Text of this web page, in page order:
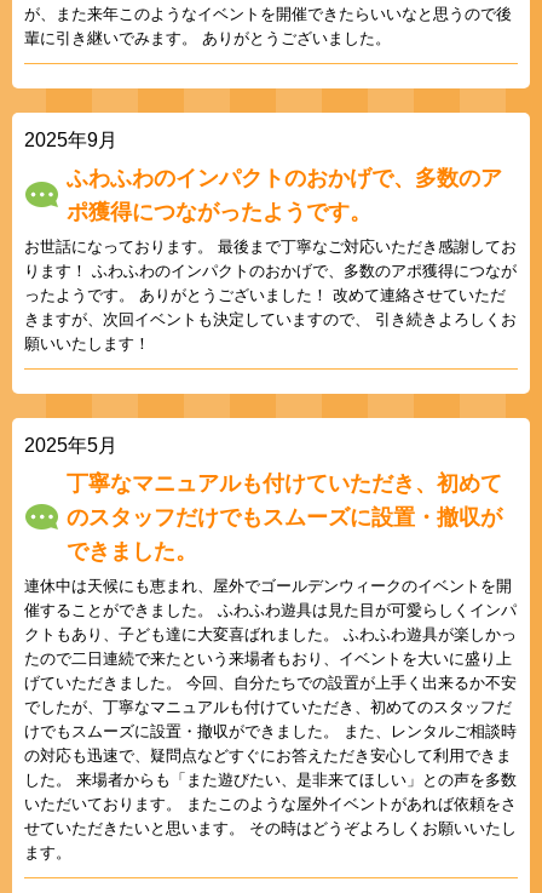
が、また来年このようなイベントを開催できたらいいなと思うので後
輩に引き継いでみます。 ありがとうございました。
2025年9月
ふわふわのインパクトのおかげで、多数のア
ポ獲得につながったようです。
お世話になっております。 最後まで丁寧なご対応いただき感謝してお
ります！ ふわふわのインパクトのおかげで、多数のアポ獲得につなが
ったようです。 ありがとうございました！ 改めて連絡させていただ
きますが、次回イベントも決定していますので、 引き続きよろしくお
願いいたします！
2025年5月
丁寧なマニュアルも付けていただき、初めて
のスタッフだけでもスムーズに設置・撤収が
できました。
連休中は天候にも恵まれ、屋外でゴールデンウィークのイベントを開
催することができました。 ふわふわ遊具は見た目が可愛らしくインパ
クトもあり、子ども達に大変喜ばれました。 ふわふわ遊具が楽しかっ
たので二日連続で来たという来場者もおり、イベントを大いに盛り上
げていただきました。 今回、自分たちでの設置が上手く出来るか不安
でしたが、丁寧なマニュアルも付けていただき、初めてのスタッフだ
けでもスムーズに設置・撤収ができました。 また、レンタルご相談時
の対応も迅速で、疑問点などすぐにお答えただき安心して利用できま
した。 来場者からも「また遊びたい、是非来てほしい」との声を多数
いただいております。 またこのような屋外イベントがあれば依頼をさ
せていただきたいと思います。 その時はどうぞよろしくお願いいたし
ます。